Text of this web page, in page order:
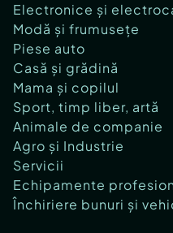
Electronice și
Modă și frumusețe
Piese auto
Casă și grădină
Mama și copilul
Sport, timp liber, artă
Animale de companie
Agro și Industrie
Servicii
Echipamente
Închiriere bunuri și